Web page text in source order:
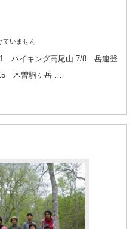
ていません
ハイキング高尾山 7/8 岳連登
木曽駒ヶ岳 …